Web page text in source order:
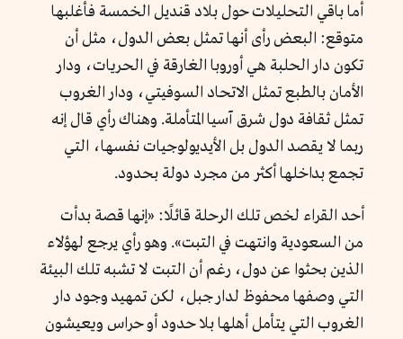
أما باقي التحليلات حول بلاد قنديل الخمسة فأغلبها
متوقع: البعض رأى أنها تمثل بعض الدول، مثل أن
تكون دار الحلبة هي أوروبا الغارقة في الحريات، ودار
الأمان بالطبع تمثل الاتحاد السوفيتي، ودار الغروب
تمثل ثقافة دول شرق آسيا المتأملة. وهناك رأي قال إنه
ربما لا يقصد الدول بل الأيديولوجيات نفسها، التي
تجمع بداخلها أكثر من مجرد دولة بحدود.
أحد القراء لخص تلك الرحلة قائلًا: «إنها قصة بدأت
من السعودية وانتهت في التبت». وهو رأي يرجع لهؤلاء
الذين بحثوا عن دول، رغم أن التبت لا تشبه تلك البيئة
التي وصفها محفوظ لدار جبل، لكن تمهيد وجود دار
الغروب التي يتأمل أهلها بلا حدود أو حراس ويعيشون